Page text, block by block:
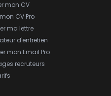
mon CV
CV Pro
ma lettre
d'entretien
mon Email Pro
recruteurs